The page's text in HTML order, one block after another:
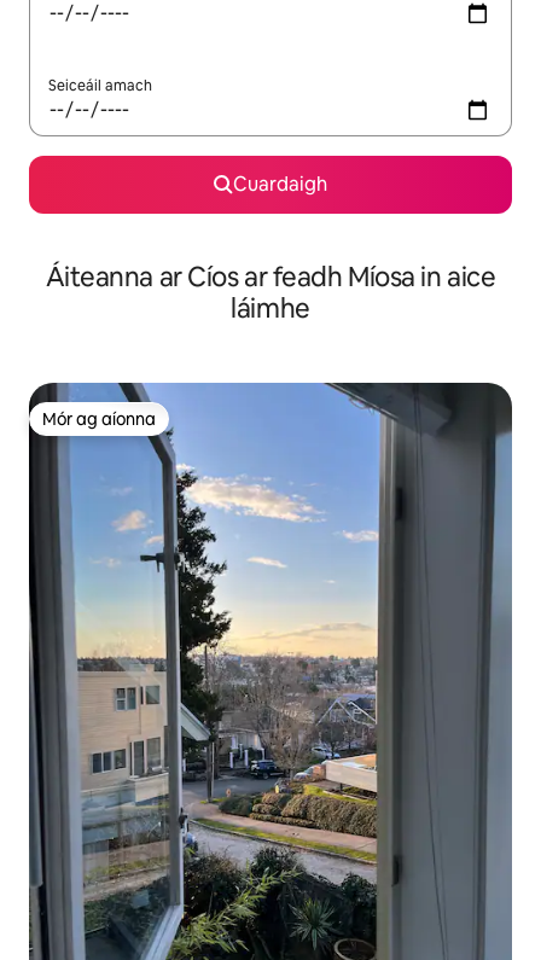
Seiceáil amach
Cuardaigh
Áiteanna ar Cíos ar feadh Míosa in aice
láimhe
Mór ag aíonna
Mór ag aíonna